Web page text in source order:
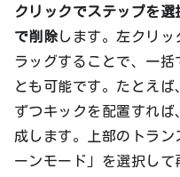
クリックでステップを
で削除します。左クリ
ラッグすることで、一
とも可能です。たとえ
ずつキックを配置すれ
成します。上部のトラ
ーンモード」を選択し